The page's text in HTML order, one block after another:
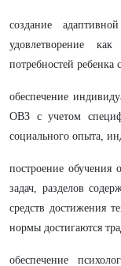
создание
удовлетворение
потребностей ребенка
обеспечение
ОВЗ с учетом
социального опыта,
построение обучения
задач, разделов
средств достижения
нормы достигаются
обеспечение